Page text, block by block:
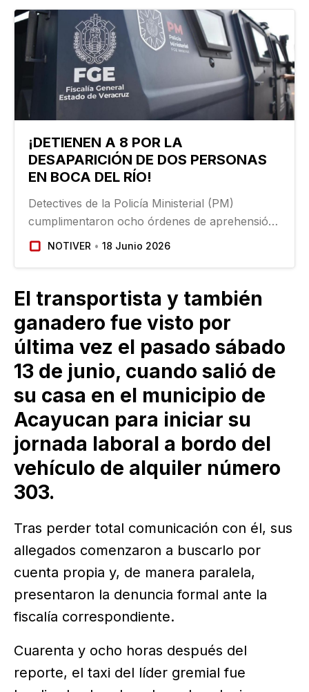
¡DETIENEN A 8 POR LA
DESAPARICIÓN DE DOS PERSONAS
EN BOCA DEL RÍO!
Detectives de la Policía Ministerial (PM)
cumplimentaron ocho órdenes de aprehensión
en contra de Alexis H.U., Roberto L.A., Nazario
P.R., por…
NOTIVER 18 Junio 2026
El transportista y también
ganadero fue visto por
última vez el pasado sábado
13 de junio, cuando salió de
su casa en el municipio de
Acayucan para iniciar su
jornada laboral a bordo del
vehículo de alquiler número
303.
Tras perder total comunicación con él, sus
allegados comenzaron a buscarlo por
cuenta propia y, de manera paralela,
presentaron la denuncia formal ante la
fiscalía correspondiente.
Cuarenta y ocho horas después del
reporte, el taxi del líder gremial fue